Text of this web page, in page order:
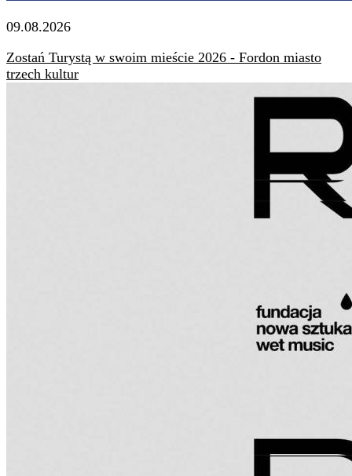
09.08.2026
Zostań Turystą w swoim mieście 2026 - Fordon miasto
trzech kultur